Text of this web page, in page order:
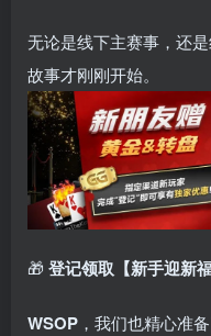
无论是线下主赛事，还
故事才刚刚开始。
🎁 登记领取【新手迎新福
WSOP ，我们也精心准